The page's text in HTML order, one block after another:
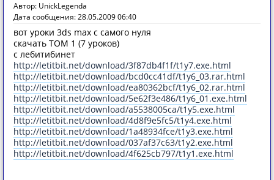
Автор: UnickLegenda
Дата сообщения: 28.05.2009 06:40
вот уроки 3ds max с самого нуля
скачать ТОМ 1 (7 уроков)
с лебитибинет
http://letitbit.net/download/3f87db4f1f/t1y7.exe.html
http://letitbit.net/download/bcd0cc41df/t1y6_03.rar.html
http://letitbit.net/download/ea80362bcf/t1y6_02.rar.html
http://letitbit.net/download/5e62f3e486/t1y6_01.exe.html
http://letitbit.net/download/a5538005ca/t1y5.exe.html
http://letitbit.net/download/4d8f9e5fc5/t1y4.exe.html
http://letitbit.net/download/1a48934fce/t1y3.exe.html
http://letitbit.net/download/037af37c63/t1y2.exe.html
http://letitbit.net/download/4f625cb797/t1y1.exe.html